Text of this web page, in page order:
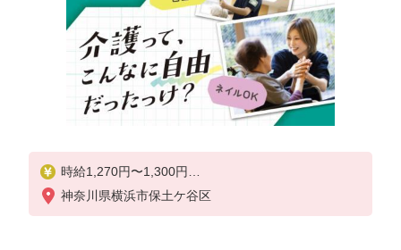
時給1,270円〜1,300円
★土日祝日は時給100円アップ！
神奈川県横浜市保土ケ谷区